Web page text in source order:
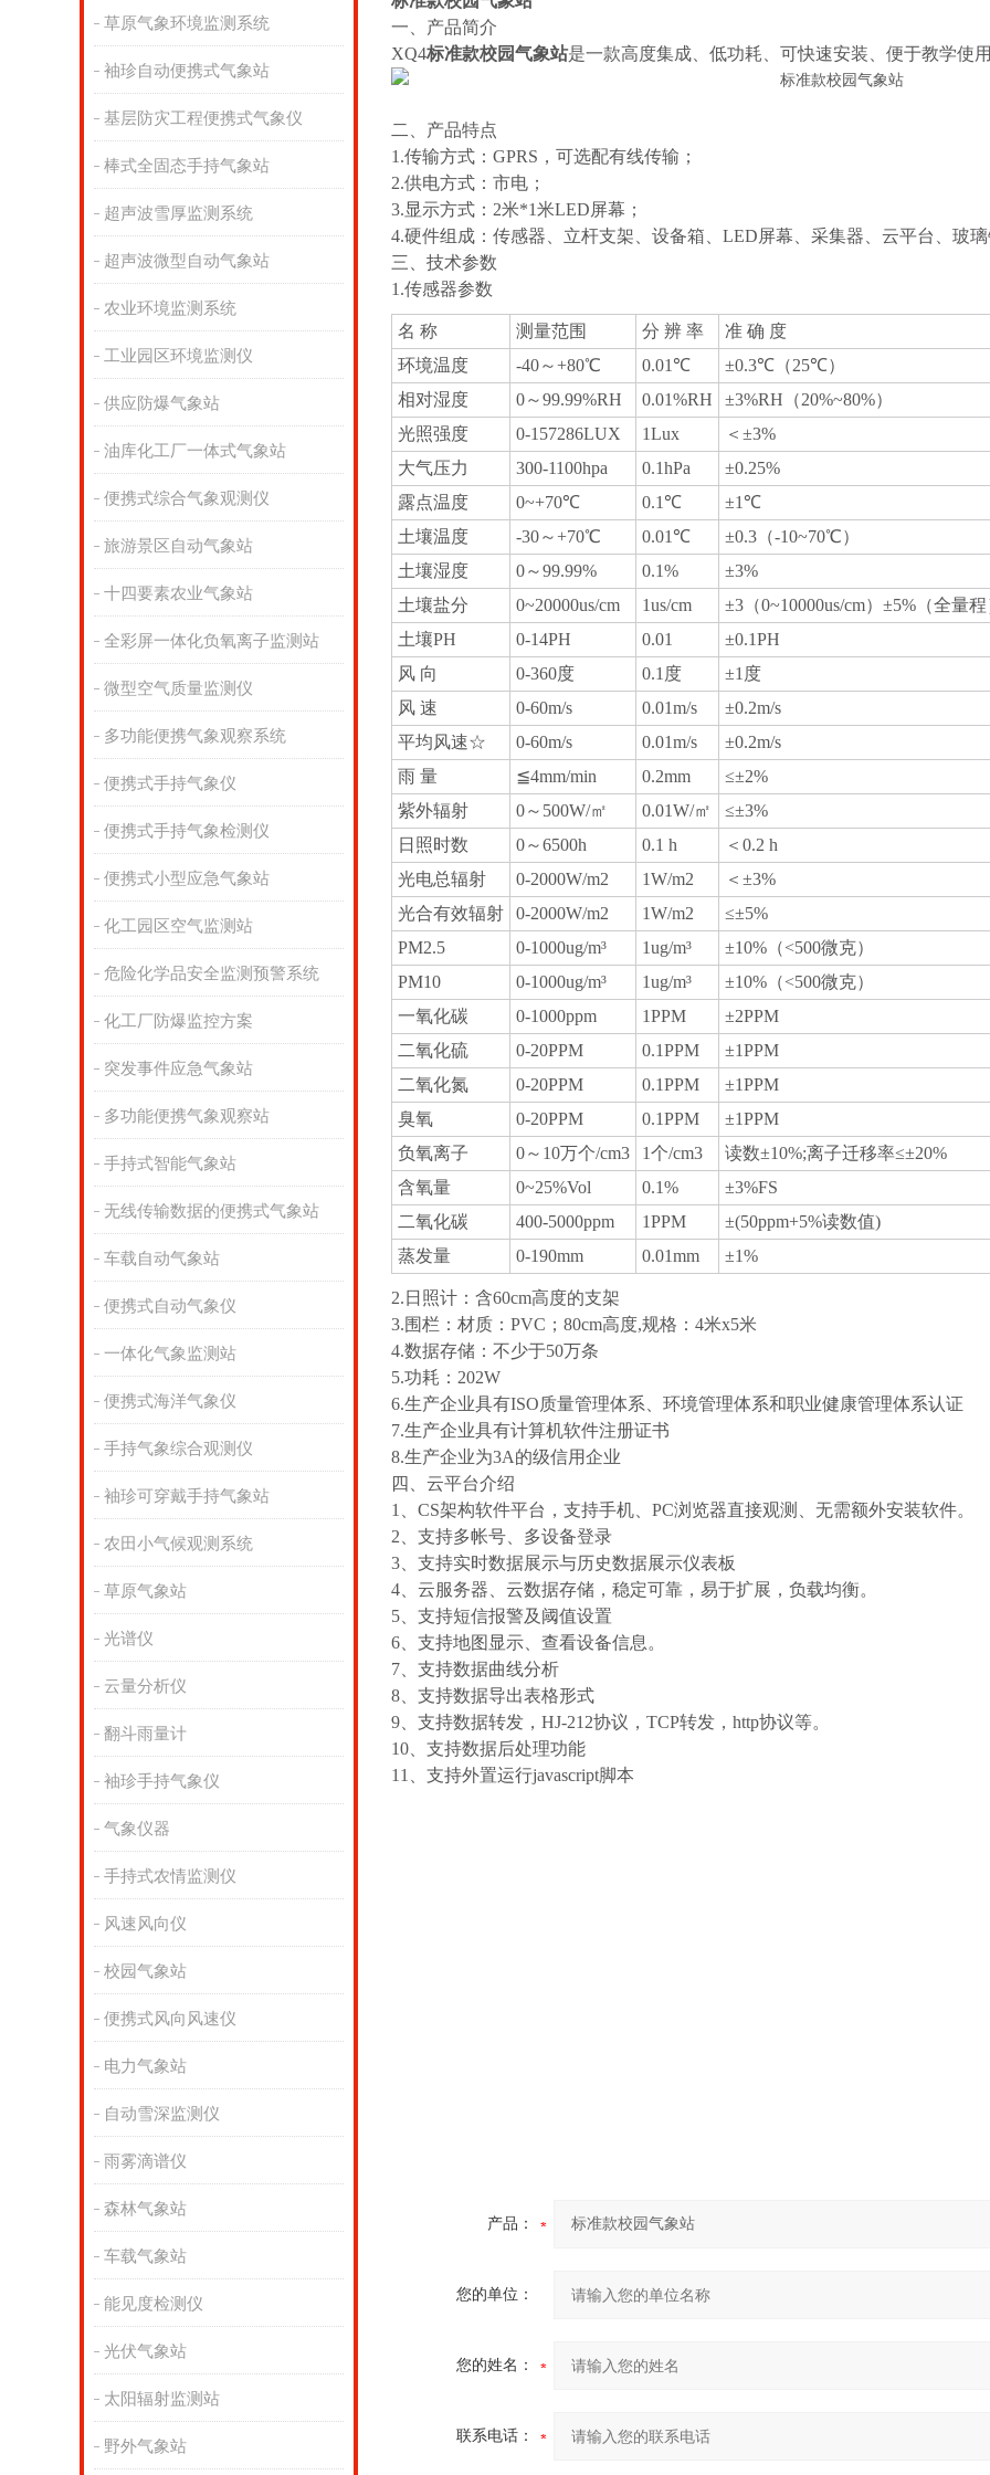
草原气象环境监测系统
袖珍自动便携式气象站
基层防灾工程便携式气象仪
棒式全固态手持气象站
超声波雪厚监测系统
超声波微型自动气象站
农业环境监测系统
工业园区环境监测仪
供应防爆气象站
油库化工厂一体式气象站
便携式综合气象观测仪
旅游景区自动气象站
十四要素农业气象站
全彩屏一体化负氧离子监测站
微型空气质量监测仪
多功能便携气象观察系统
便携式手持气象仪
便携式手持气象检测仪
便携式小型应急气象站
化工园区空气监测站
危险化学品安全监测预警系统
化工厂防爆监控方案
突发事件应急气象站
多功能便携气象观察站
手持式智能气象站
无线传输数据的便携式气象站
车载自动气象站
便携式自动气象仪
一体化气象监测站
便携式海洋气象仪
手持气象综合观测仪
袖珍可穿戴手持气象站
农田小气候观测系统
草原气象站
光谱仪
云量分析仪
翻斗雨量计
袖珍手持气象仪
气象仪器
手持式农情监测仪
风速风向仪
校园气象站
便携式风向风速仪
电力气象站
自动雪深监测仪
雨雾滴谱仪
森林气象站
车载气象站
能见度检测仪
光伏气象站
太阳辐射监测站
野外气象站
一、产品简介
XQ4标准款校园气象站是一款高度集成、低功耗、可快速安装、便于教学使
二、产品特点
1.传输方式：GPRS，可选配有线传输；
2.供电方式：市电；
3.显示方式：2米*1米LED屏幕；
4.硬件组成：传感器、立杆支架、设备箱、LED屏幕、采集器、云平台、玻
三、技术参数
1.传感器参数
名 称 测量范围 分 辨 率
准 确 度
环境温度
-40～+80℃ 0.01℃
±0.3℃（25℃）
相对湿度
0～99.99%RH 0.01%RH
±3%RH（20%~80%）
光照强度
0-157286LUX 1Lux
＜±3%
大气压力
300-1100hpa 0.1hPa
±0.25%
露点温度
0~+70℃ 0.1℃
±1℃
土壤温度
-30～+70℃ 0.01℃
±0.3（-10~70℃）
土壤湿度
0～99.99% 0.1%
±3%
土壤盐分
0~20000us/cm 1us/cm
±3（0~10000us/cm）±5%（全量程
土壤PH
0-14PH 0.01
±0.1PH
风 向
0-360度 0.1度
±1度
风 速
0-60m/s 0.01m/s
±0.2m/s
平均风速☆
0-60m/s 0.01m/s
±0.2m/s
雨 量
≦4mm/min 0.2mm
≤±2%
紫外辐射
0～500W/㎡ 0.01W/㎡
≤±3%
日照时数
0～6500h 0.1 h
＜0.2 h
光电总辐射
0-2000W/m2 1W/m2
＜±3%
光合有效辐射
0-2000W/m2 1W/m2
≤±5%
PM2.5
0-1000ug/m³ 1ug/m³
±10%（<500微克）
PM10
0-1000ug/m³ 1ug/m³
±10%（<500微克）
一氧化碳
0-1000ppm 1PPM
±2PPM
二氧化硫
0-20PPM 0.1PPM
±1PPM
二氧化氮
0-20PPM 0.1PPM
±1PPM
臭氧
0-20PPM 0.1PPM
±1PPM
负氧离子
0～10万个/cm3 1个/cm3
读数±10%;离子迁移率≤±20%
含氧量
0~25%Vol 0.1%
±3%FS
二氧化碳
400-5000ppm 1PPM
±(50ppm+5%读数值)
蒸发量
0-190mm 0.01mm ±1%
2.日照计：含60cm高度的支架
3.围栏：材质：PVC；80cm高度,规格：4米x5米
4.数据存储：不少于50万条
5.功耗：202W
6.生产企业具有ISO质量管理体系、环境管理体系和职业健康管理体系认证
7.生产企业具有计算机软件注册证书
8.生产企业为3A的级信用企业
四、云平台介绍
1、CS架构软件平台，支持手机、PC浏览器直接观测、无需额外安装软件。
2、支持多帐号、多设备登录
3、支持实时数据展示与历史数据展示仪表板
4、云服务器、云数据存储，稳定可靠，易于扩展，负载均衡。
5、支持短信报警及阈值设置
6、支持地图显示、查看设备信息。
7、支持数据曲线分析
8、支持数据导出表格形式
9、支持数据转发，HJ-212协议，TCP转发，http协议等。
10、支持数据后处理功能
11、支持外置运行javascript脚本
产品：
您的单位：
您的姓名：
联系电话：